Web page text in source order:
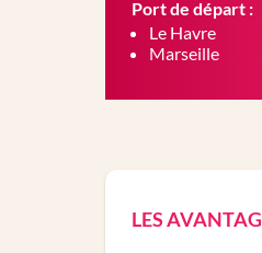
Port de départ :
Le Havre
Marseille
LES